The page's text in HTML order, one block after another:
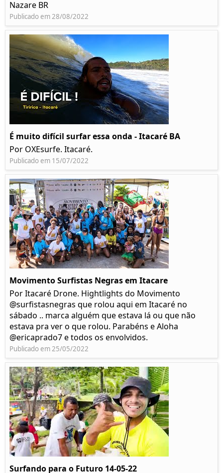
Nazare BR
Publicado em 28/08/2022
É muito difícil surfar essa onda - Itacaré BA
Por OXEsurfe. Itacaré.
Publicado em 15/07/2022
Movimento Surfistas Negras em Itacare
Por Itacaré Drone. Hightlights do Movimento
@surfistasnegras que rolou aqui em Itacaré no
sábado .. marca alguém que estava lá ou que não
estava pra ver o que rolou. Parabéns e Aloha
@ericaprado7 e todos os envolvidos.
Publicado em 25/05/2022
Surfando para o Futuro 14-05-22